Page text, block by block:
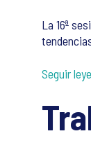
La 16ª
Seguir